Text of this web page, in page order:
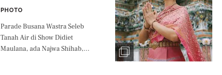
PHOTO
Parade Busana Wastra Seleb
Tanah Air di Show Didiet
Maulana, ada Najwa Shihab,